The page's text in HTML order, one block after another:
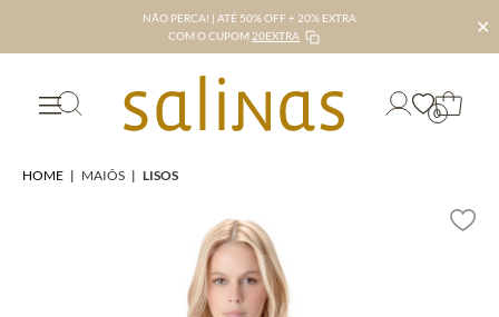
NÃO PERCA! | ATÉ 50% OFF + 20% EXTRA
COM O CUPOM 20EXTRA ✕
0
HOME | MAIÔS | LISOS